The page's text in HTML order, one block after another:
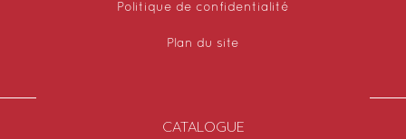
Politique de confidentialité
Plan du site
CATALOGUE